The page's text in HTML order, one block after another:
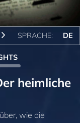
SPRACHE: DE
heimliche
wie die